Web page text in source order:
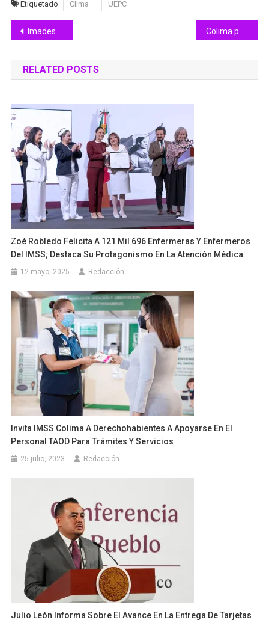
Etiquetado Clima UEPC
Navegación
de
entradas
Imades e Iffecol aplicarán la ‘Ruta de Cero Unicel’ en la Feria de Colima Colima participa en Encuentro Internacional de Farmacovigilancia de las Américas
RELATED POSTS
Zoé Robledo Felicita A 121 Mil 696 Enfermeras Y Enfermeros
Del IMSS; Destaca Su Protagonismo En La Atención Médica
12 mayo, 2025 Redacción
Invita IMSS Colima A Derechohabientes A Apoyarse En El
Personal TAOD Para Trámites Y Servicios
25 julio, 2023 Redacción
Julio León Informa Sobre El Avance En La Entrega De Tarjetas